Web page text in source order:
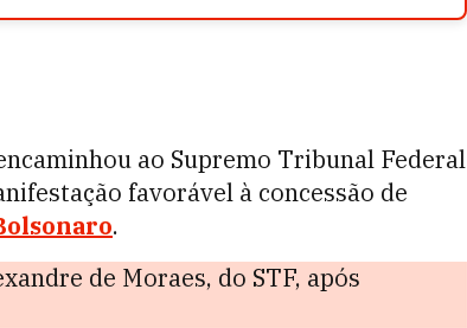
ao Supremo Tribunal Federal
favorável à concessão de
.
de Moraes, do STF, após